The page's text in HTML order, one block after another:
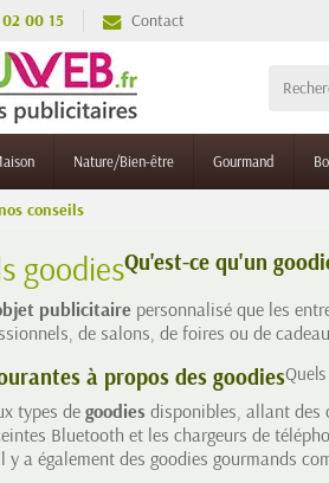
00 15 Contact
Nature/Bien-être Gourmand
conseils
goodiesQu'est-ce qu'un
publicitaire personnalisé que les
de salons, de foires ou de
à propos des goodies
types de goodies disponibles, allant des
Bluetooth et les chargeurs de
y a également des goodies gourmands